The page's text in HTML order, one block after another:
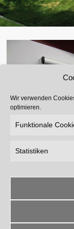
Wir verwenden
optimieren.
Funktionale
Statistiken
The contents of this page